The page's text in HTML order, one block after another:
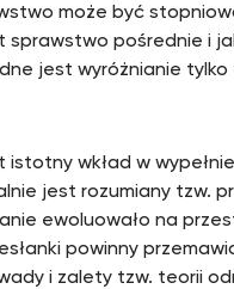
może być
sprawstwo pośrednie i
jest wyróżnianie
istotny wkład w
jest rozumiany tzw.
ewoluowało na
powinny
i zalety tzw. teorii